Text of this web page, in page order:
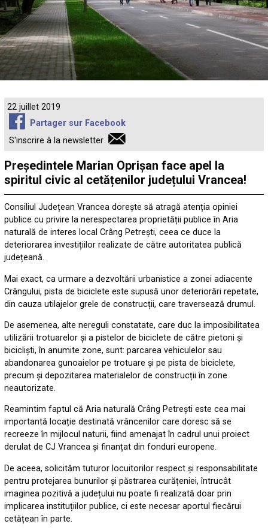
22 juillet 2019
Partager sur Facebook
S'inscrire à la newsletter
Președintele Marian Oprișan face apel la
spiritul civic al cetățenilor județului Vrancea!
Consiliul Județean Vrancea dorește să atragă atenția opiniei
publice cu privire la nerespectarea proprietății publice în Aria
naturală de interes local Crâng Petrești, ceea ce duce la
deteriorarea investițiilor realizate de către autoritatea publică
județeană.
Mai exact, ca urmare a dezvoltării urbanistice a zonei adiacente
Crângului, pista de biciclete este supusă unor deteriorări repetate,
din cauza utilajelor grele de construcții, care traversează drumul.
De asemenea, alte nereguli constatate, care duc la imposibilitatea
utilizării trotuarelor și a pistelor de biciclete de către pietoni și
bicicliști, în anumite zone, sunt: parcarea vehiculelor sau
abandonarea gunoaielor pe trotuare și pe pista de biciclete,
precum și depozitarea materialelor de construcții în zone
neautorizate.
Reamintim faptul că Aria naturală Crâng Petrești este cea mai
importantă locație destinată vrâncenilor care doresc să se
recreeze în mijlocul naturii, fiind amenajat în cadrul unui proiect
derulat de CJ Vrancea și finanțat din fonduri europene.
De aceea, solicităm tuturor locuitorilor respect și responsabilitate
pentru protejarea bunurilor și păstrarea curățeniei, întrucât
imaginea pozitivă a județului nu poate fi realizată doar prin
implicarea instituțiilor publice, ci este necesar aportul fiecărui
cetățean în parte.